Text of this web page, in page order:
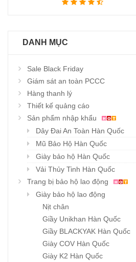
DANH MỤC
Sale Black Friday
Giám sát an toàn PCCC
Hàng thanh lý
Thiết kế quảng cáo
Sản phẩm nhập khẩu
Dây Đai An Toàn Hàn Quốc
Mũ Bảo Hộ Hàn Quốc
Giày bảo hộ Hàn Quốc
Vải Thủy Tinh Hàn Quốc
Trang bị bảo hộ lao động
Giày bảo hộ lao động
Nịt chân
Giầy Unikhan Hàn Quốc
Giầy BLACKYAK Hàn Quốc
Giày COV Hàn Quốc
Giày K2 Hàn Quốc